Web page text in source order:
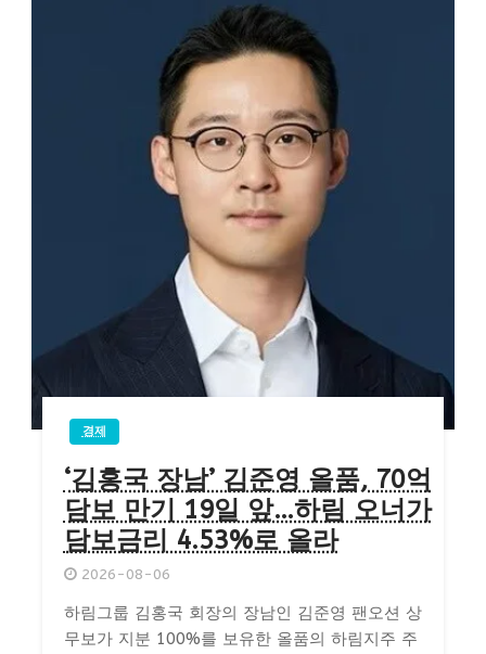
경제
‘김홍국 장남’ 김준영 올품, 70억
담보 만기 19일 앞…하림 오너가
담보금리 4.53%로 올라
2026-08-06
하림그룹 김홍국 회장의 장남인 김준영 팬오션 상
무보가 지분 100%를 보유한 올품의 하림지주 주